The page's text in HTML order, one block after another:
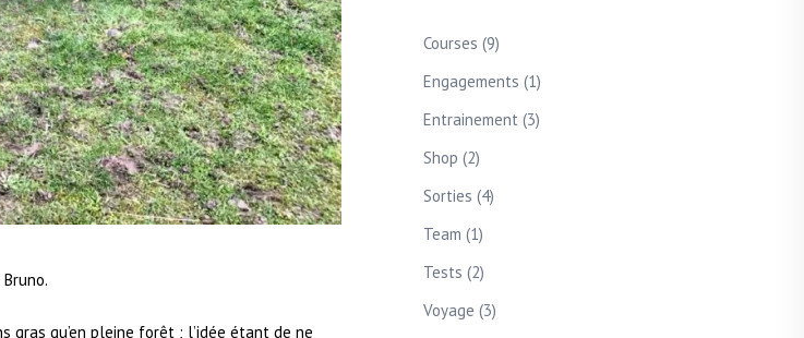
gras qu’en pleine forêt ; l’idée étant de ne
Courses (9)
Engagements (1)
Entrainement(3)
Shop (2)
Sorties (4)
Team (1)
Tests (2)
Voyage (3)